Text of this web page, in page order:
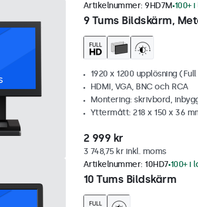
9 Tums Bildskärm,
Artikelnummer: 9HD7M 100+
1920 x 1200 upplösning (Full
HDMI, VGA, BNC och RCA
Montering: skrivbord,
Yttermått: 218 x 150 x 36
2 999 kr
3 748,75 kr inkl. moms
10 Tums Bildskärm
Artikelnummer: 10HD7 100+ i